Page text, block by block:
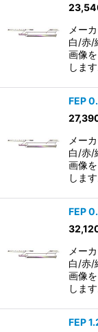
メー
白/赤
画像
しま
FEP
メー
白/赤
画像
しま
FEP
メー
白/赤
画像
しま
FEP